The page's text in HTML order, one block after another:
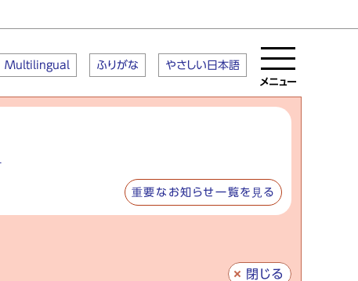
重要なお知らせ一覧を見る
閉じる
Multilingual ふりがな やさしい日本語
メニュー